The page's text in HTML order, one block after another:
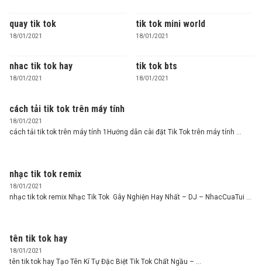
quay tik tok
18/01/2021
tik tok mini world
18/01/2021
nhac tik tok hay
18/01/2021
tik tok bts
18/01/2021
cách tải tik tok trên máy tính
18/01/2021
cách tải tik tok trên máy tính 1Hướng dẫn cài đặt Tik Tok trên máy tính ...
nhạc tik tok remix
18/01/2021
nhạc tik tok remix Nhạc Tik Tok Gây Nghiện Hay Nhất – DJ – NhacCuaTui ...
tên tik tok hay
18/01/2021
tên tik tok hay Tạo Tên Kí Tự Đặc Biệt Tik Tok Chất Ngầu – ...